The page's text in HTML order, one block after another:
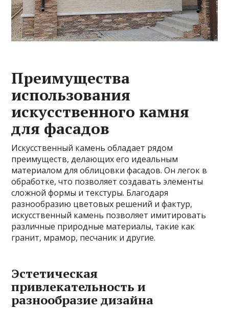
Преимущества
использования
искусственного камня
для фасадов
Искусственный камень обладает рядом
преимуществ, делающих его идеальным
материалом для облицовки фасадов. Он легок в
обработке, что позволяет создавать элементы
сложной формы и текстуры. Благодаря
разнообразию цветовых решений и фактур,
искусственный камень позволяет имитировать
различные природные материалы, такие как
гранит, мрамор, песчаник и другие.
Эстетическая
привлекательность и
разнообразие дизайна